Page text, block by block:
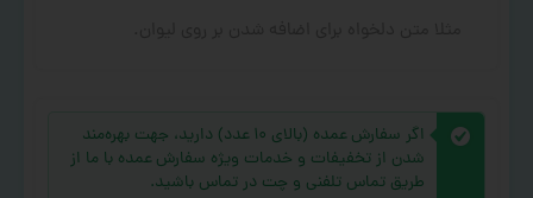
اگر سفارش عمده (بالای ۱۰ عدد) دارید، جهت بهره‌مند
شدن از تخفیفات و خدمات ویژه سفارش عمده با ما از
طریق تماس تلفنی و چت در تماس باشید.